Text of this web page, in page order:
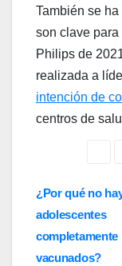
También se
son clave
Philips de
realizada a
intención de
centros de
Post
¿Por qué no
adolescentes
completamente
vacunados?